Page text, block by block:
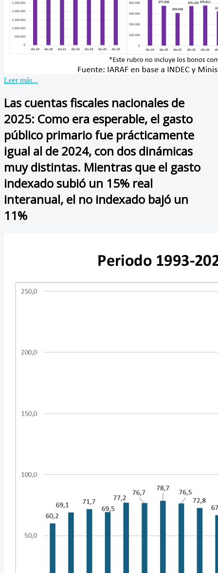
Leer más...
Las cuentas fiscales nacionales de
2025: Como era esperable, el gasto
público primario fue prácticamente
igual al de 2024, con dos dinámicas
muy distintas. Mientras que el gasto
indexado subió un 15% real
interanual, el no indexado bajó un
11%